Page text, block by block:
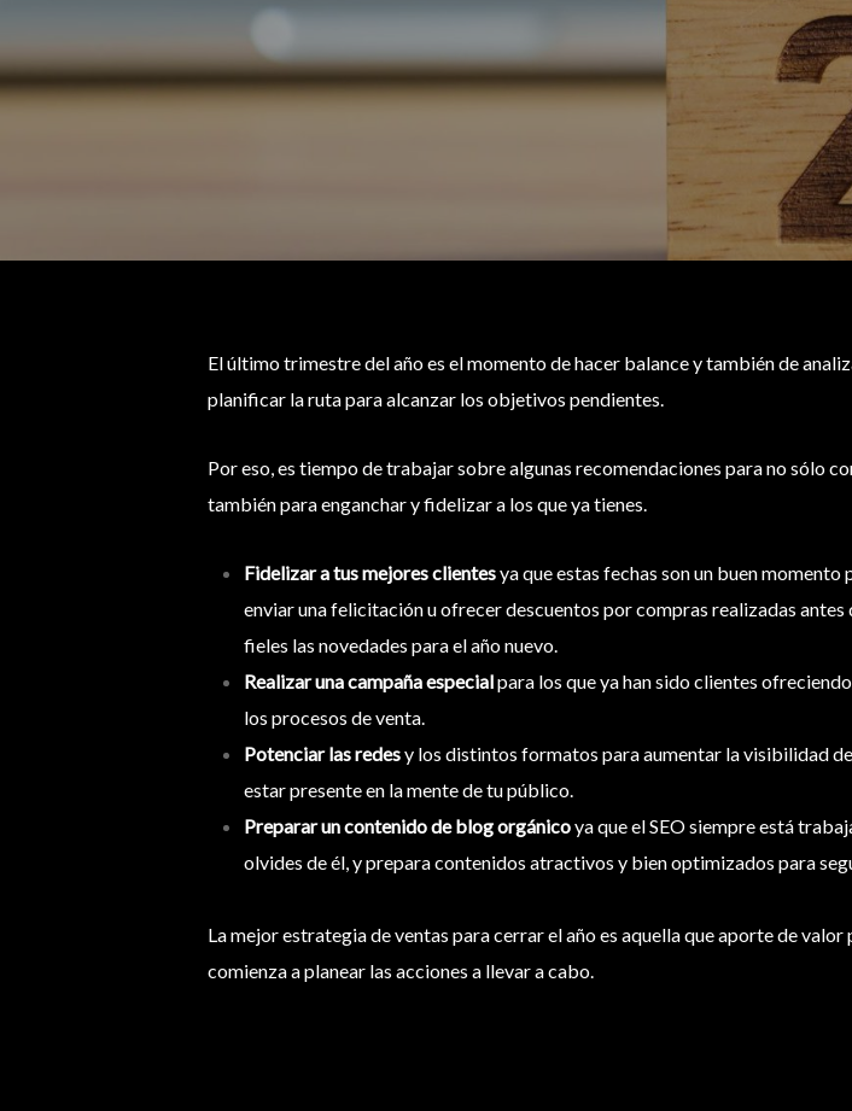
El último trimestre del año es el momento de hacer balance y también de
planificar la ruta para alcanzar los objetivos pendientes.
Por eso, es tiempo de trabajar sobre algunas recomendaciones para no sólo
también para enganchar y fidelizar a los que ya tienes.
Fidelizar a tus mejores clientesya que estas fechas son un buen
enviar una felicitación u ofrecer descuentos por compras realizadas
fieles las novedades para el año nuevo.
Realizar una campaña especialpara los que ya han sido clientes
los procesos de venta.
Potenciar las redesy los distintos formatos para aumentar la visibilidad
estar presente en la mente de tu público.
Preparar un contenido de blog orgánicoya que el SEO siempre está
olvides de él, y prepara contenidos atractivos y bien optimizados para
La mejor estrategia de ventas para cerrar el año es aquella que aporte de
comienza a planear las acciones a llevar a cabo.